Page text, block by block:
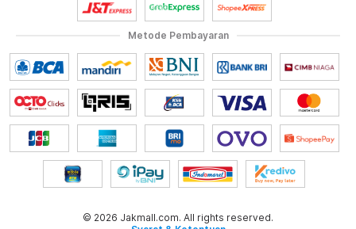
Metode Pembayaran
© 2026 Jakmall.com. All rights reserved.